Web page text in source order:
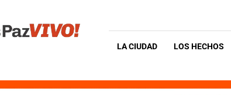
LA CIUDAD LOS HECHOS